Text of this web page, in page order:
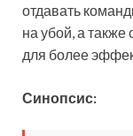
отдавать
на убой, а
для более
Синопсис: